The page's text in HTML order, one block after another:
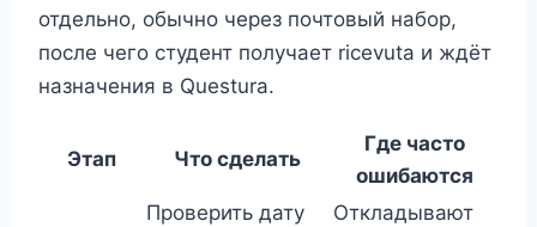
отдельно, обычно через почтовый набор,
после чего студент получает ricevuta и ждёт
назначения в Questura.
Этап Что сделать
Где часто
ошибаются
Проверить дату
Откладывают